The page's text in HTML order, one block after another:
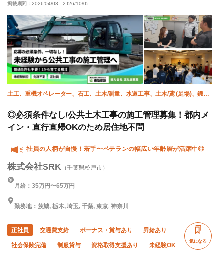
夏季休暇 年末年始休暇
掲載期間： 2026/04/03 - 2026/10/02
土工、重機オペレーター、石工、土木/測量、水道工事、土木/鳶 (足場)、鍛治
◎必須条件なし/公共土木工事の施工管理募集！都内メ
イン・直行直帰OKのため居住地不問
社員の人柄が自慢！若手〜ベテランの幅広い年齢層が活躍中◎
株式会社SRK （千葉県松戸市）
月給：35万円〜65万円
勤務地：茨城, 栃木, 埼玉, 千葉, 東京, 神奈川
正社員 交通費支給 ボーナス・賞与あり 昇給あり
社会保険完備 制服貸与 資格取得支援あり 未経験OK
気になる